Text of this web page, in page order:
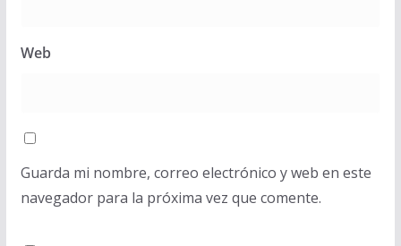
Web
Guarda mi nombre, correo electrónico y web en este
navegador para la próxima vez que comente.